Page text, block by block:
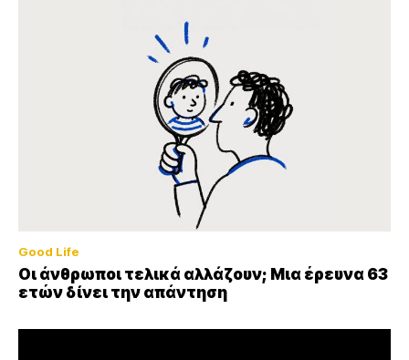
Good Life
Οι άνθρωποι τελικά αλλάζουν; Μια έρευνα 63
ετών δίνει την απάντηση